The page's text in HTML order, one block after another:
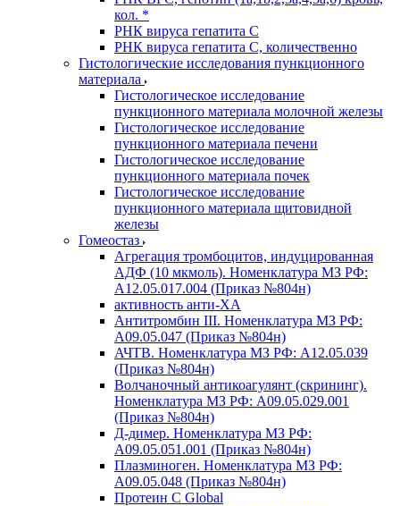
кол. *
РНК вируса гепатита C
РНК вируса гепатита C, количественно
Гистологические исследования пункционного
материала
Гистологическое исследование
пункционного материала молочной железы
Гистологическое исследование
пункционного материала печени
Гистологическое исследование
пункционного материала почек
Гистологическое исследование
пункционного материала щитовидной
железы
Гомеостаз
Агрегация тромбоцитов, индуцированная
АДФ (10 мкмоль). Номенклатура МЗ РФ:
A12.05.017.004 (Приказ №804н)
активность анти-ХА
Антитромбин III. Номенклатура МЗ РФ:
A09.05.047 (Приказ №804н)
АЧТВ. Номенклатура МЗ РФ: A12.05.039
(Приказ №804н)
Волчаночный антикоагулянт (скрининг).
Номенклатура МЗ РФ: A09.05.029.001
(Приказ №804н)
Д-димер. Номенклатура МЗ РФ:
A09.05.051.001 (Приказ №804н)
Плазминоген. Номенклатура МЗ РФ:
A09.05.048 (Приказ №804н)
Протеин C Global